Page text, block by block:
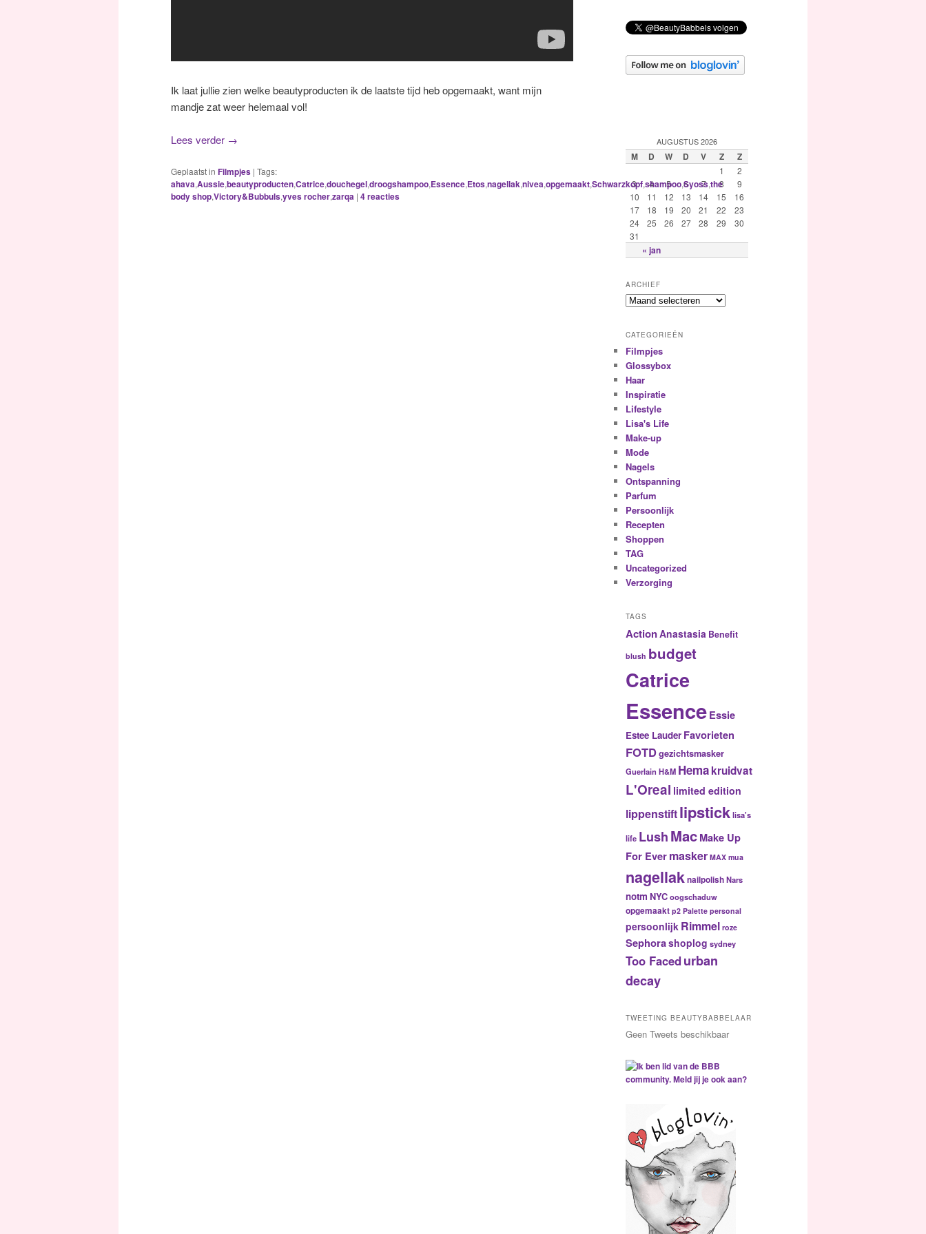
Ik laat jullie zien welke beautyproducten ik de laatste tijd heb opgemaakt, want mijn
mandje zat weer helemaal vol!
Lees verder →
Geplaatst in Filmpjes | Tags:
ahava,Aussie,beautyproducten,Catrice,douchegel,droogshampoo,Essence,Etos,nagellak,nivea,opgemaakt,Schwarzkopf,shampoo,Syoss,the
body shop,Victory&Bubbuls,yves rocher,zarqa | 4reacties
AUGUSTUS 2026
M D W D V Z Z
« jan
1
2
3
4 5 6 7 8
9
10
11 12 13 14 15
16
17
18 19 20 21 22
23
24
25 26 27 28 29
30
31
ARCHIEF
CATEGORIEËN
Filmpjes
Glossybox
Haar
Inspiratie
Lifestyle
Lisa's Life
Make-up
Mode
Nagels
Ontspanning
Parfum
Persoonlijk
Recepten
Shoppen
TAG
Uncategorized
Verzorging
TAGS
ActionAnastasia Benefit
blush budget
Catrice
EssenceEssie
Estee Lauder Favorieten
FOTDgezichtsmasker
Guerlain H&M Hemakruidvat
L'Oreal limited edition
lippenstiftlipsticklisa's
life LushMacMake Up
For Evermasker MAX mua
nagellaknailpolishNars
notm NYCoogschaduw
opgemaakt p2 Palette personal
persoonlijk Rimmel roze
Sephorashoplog sydney
Too Faced urban
decay
TWEETING BEAUTYBABBELAAR
Geen Tweets beschikbaar